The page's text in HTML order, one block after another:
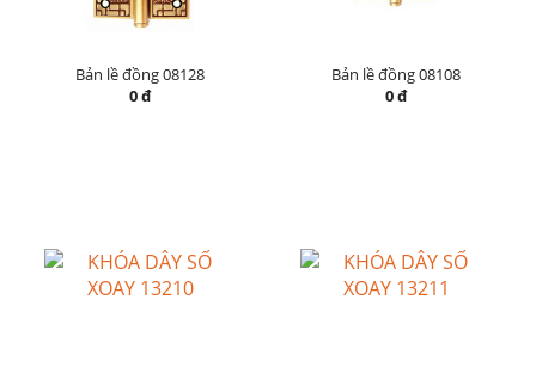
Bản lề đồng 08128
0 đ
Bản lề đồng 08108
0 đ